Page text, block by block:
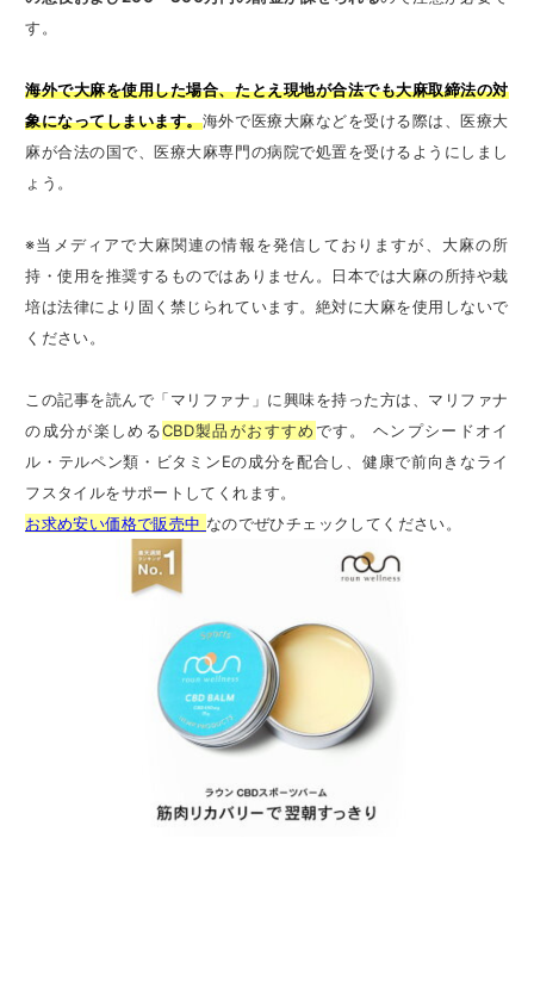
す。
海外で大麻を使用した場合、たとえ現地が合法でも大麻取締法の対
象になってしまいます。海外で医療大麻などを受ける際は、医療大
麻が合法の国で、医療大麻専門の病院で処置を受けるようにしまし
ょう。
※当メディアで大麻関連の情報を発信しておりますが、大麻の所
持・使用を推奨するものではありません。日本では大麻の所持や栽
培は法律により固く禁じられています。絶対に大麻を使用しないで
ください。
この記事を読んで「マリファナ」に興味を持った方は、マリファナ
の成分が楽しめるCBD製品がおすすめです。 ヘンプシードオイ
ル・テルペン類・ビタミンEの成分を配合し、健康で前向きなライ
フスタイルをサポートしてくれます。
お求め安い価格で販売中 なのでぜひチェックしてください。